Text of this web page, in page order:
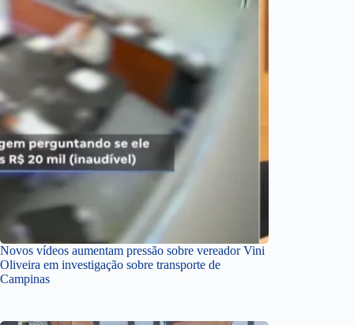
Novos vídeos aumentam pressão sobre vereador Vini
Oliveira em investigação sobre transporte de
Campinas